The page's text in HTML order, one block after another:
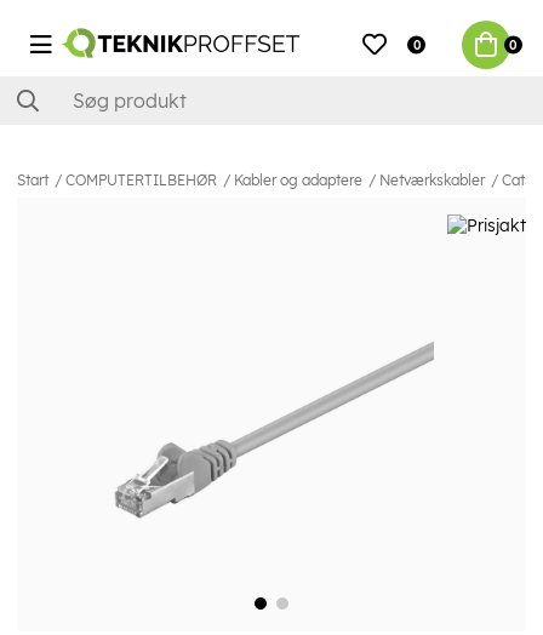
0 0
Start COMPUTERTILBEHØR Kabler og adaptere Netværkskabler Cat5e